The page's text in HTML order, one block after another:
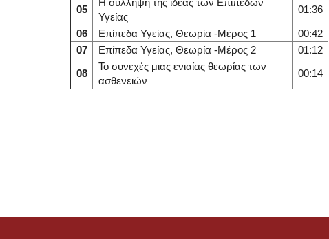
05
Υγείας
01:36
06 Επίπεδα Υγείας, Θεωρία -Μέρος 1
00:42
07
Επίπεδα Υγείας, Θεωρία -Μέρος 2
01:12
08
Το συνεχές μιας ενιαίας θεωρίας των
ασθενειών
00:14